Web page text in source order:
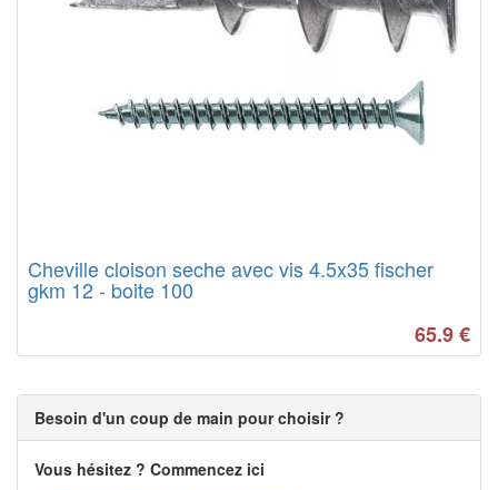
Cheville cloison seche avec vis 4.5x35 fischer
gkm 12 - boite 100
65.9€
Besoin d'un coup de main pour choisir ?
Vous hésitez ? Commencez ici